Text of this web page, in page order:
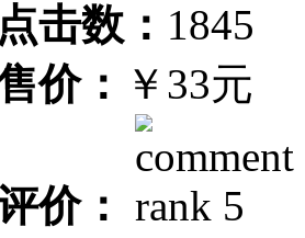
击数： 1845
价： ￥33元
价：